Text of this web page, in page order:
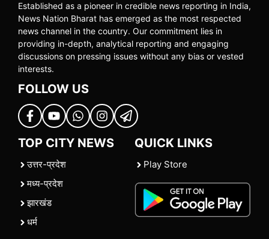
Established as a pioneer in credible news reporting in India,
News Nation Bharat has emerged as the most respected
news channel in the country. Our commitment lies in
providing in-depth, analytical reporting and engaging
discussions on pressing issues without any bias or vested
interests.
FOLLOW US
TOP CITY NEWS
उत्तर-प्रदेश
मध्य-प्रदेश
झारखंड
धर्म
QUICK LINKS
Play Store